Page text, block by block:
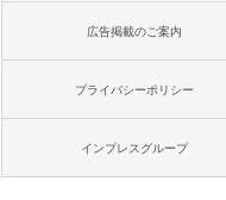
広告掲載のご案内
プライバシーポリシー
インプレスグループ